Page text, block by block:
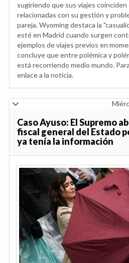
sugiriendo que sus viajes
relacionadas con su gestión y
pareja. Wyoming destaca la
esté en Madrid cuando surgen
ejemplos de viajes previos en
concluye que entre polémica y
está recorriendo medio mundo.
enlace a la noticia.
Caso Ayuso: El Supremo
fiscal general del Estado
ya tenía la información